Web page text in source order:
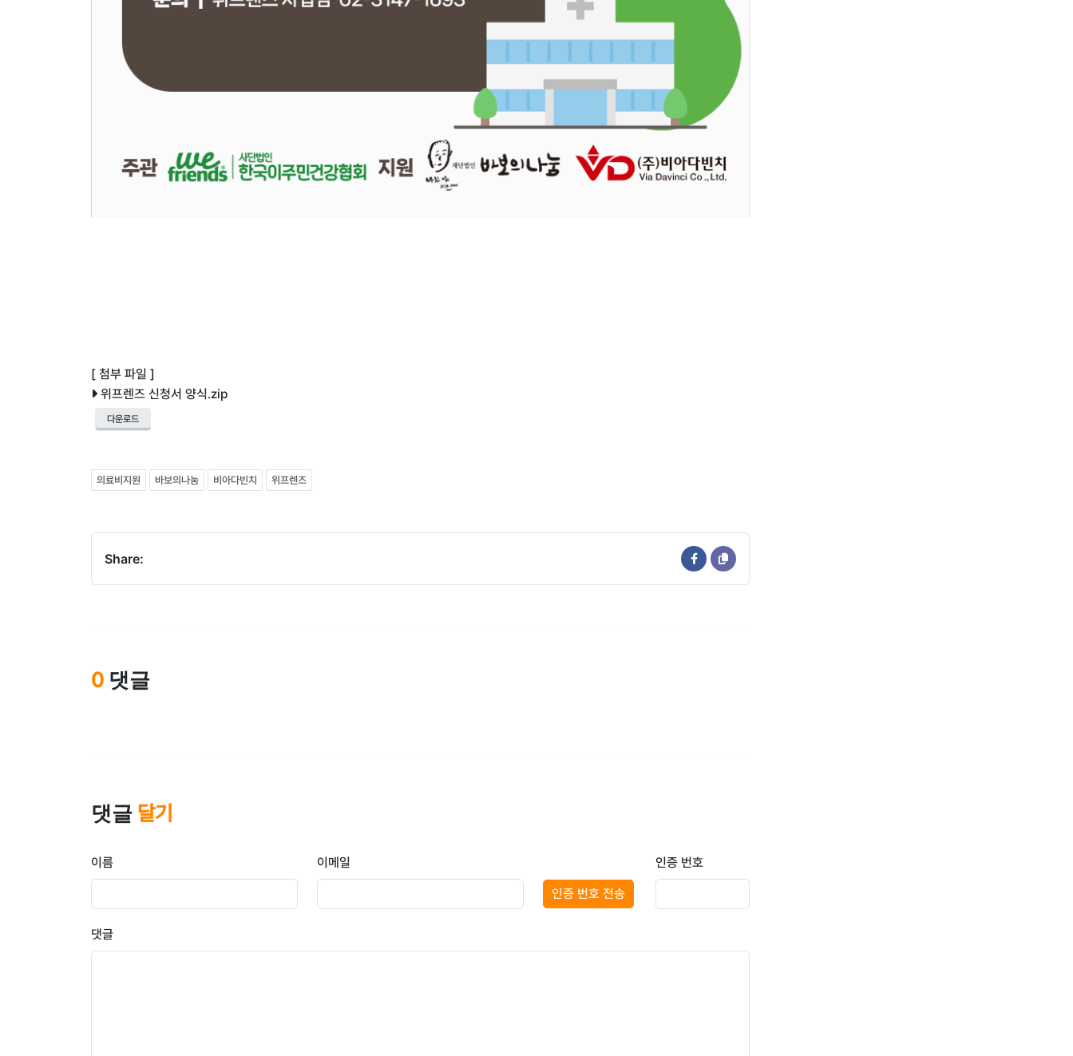
[ 첨부 파일 ]
위프렌즈 신청서 양식.zip
다운로드
의료비지원 바보의나눔 비아다빈치 위프렌즈
Share:
0 댓글
댓글 달기
이름 이메일
인증 번호 전송
인증 번호
댓글